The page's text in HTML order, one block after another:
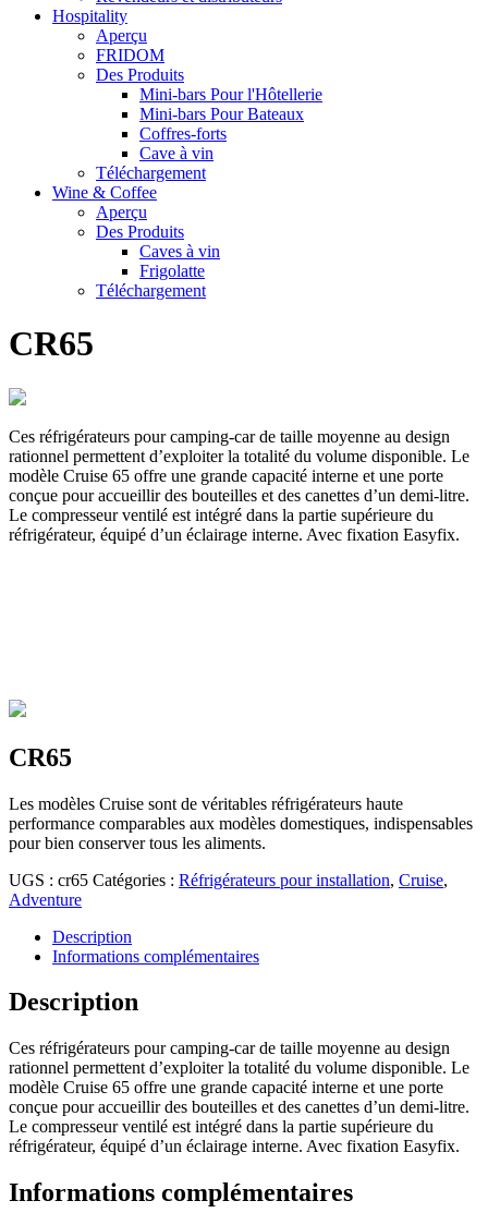
Hospitality
Aperçu
FRIDOM
Des Produits
Mini-bars Pour l'Hôtellerie
Mini-bars Pour Bateaux
Coffres-forts
Cave à vin
Téléchargement
Wine & Coffee
Aperçu
Des Produits
Caves à vin
Frigolatte
Téléchargement
CR65
Ces réfrigérateurs pour camping-car de taille moyenne au design
rationnel permettent d’exploiter la totalité du volume disponible. Le
modèle Cruise 65 offre une grande capacité interne et une porte
conçue pour accueillir des bouteilles et des canettes d’un demi-litre.
Le compresseur ventilé est intégré dans la partie supérieure du
réfrigérateur, équipé d’un éclairage interne. Avec fixation Easyfix.
CR65
Les modèles Cruise sont de véritables réfrigérateurs haute
performance comparables aux modèles domestiques, indispensables
pour bien conserver tous les aliments.
UGS : cr65 Catégories : Réfrigérateurs pour installation, Cruise,
Adventure
Description
Informations complémentaires
Description
Ces réfrigérateurs pour camping-car de taille moyenne au design
rationnel permettent d’exploiter la totalité du volume disponible. Le
modèle Cruise 65 offre une grande capacité interne et une porte
conçue pour accueillir des bouteilles et des canettes d’un demi-litre.
Le compresseur ventilé est intégré dans la partie supérieure du
réfrigérateur, équipé d’un éclairage interne. Avec fixation Easyfix.
Informations complémentaires